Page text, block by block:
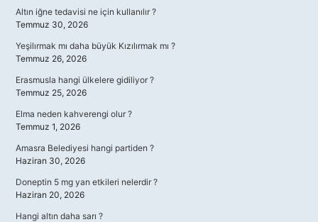
Altın iğne tedavisi ne için kullanılır ?
Temmuz 30, 2026
Yeşilırmak mı daha büyük Kızılırmak mı ?
Temmuz 26, 2026
Erasmusla hangi ülkelere gidiliyor ?
Temmuz 25, 2026
Elma neden kahverengi olur ?
Temmuz 1, 2026
Amasra Belediyesi hangi partiden ?
Haziran 30, 2026
Doneptin 5 mg yan etkileri nelerdir ?
Haziran 20, 2026
Hangi altın daha sarı ?